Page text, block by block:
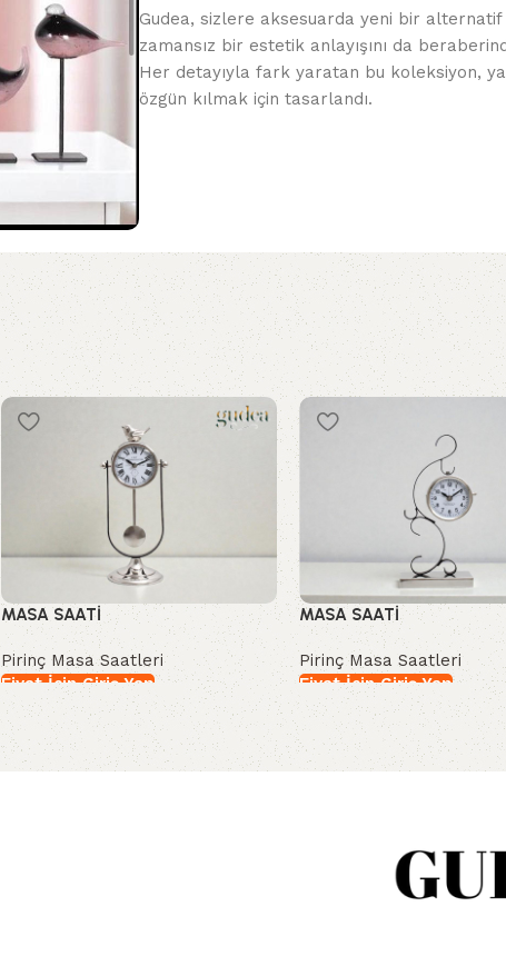
Gudea, sizlere aksesuarda yeni bir
zamansız bir estetik anlayışını da
Her detayıyla fark yaratan bu koleksiyon,
özgün kılmak için tasarlandı.
MASA SAATİ
Pirinç Masa Saatleri
Fiyat İçin Giriş Yap
İncele
MASA SAATİ
Pirinç Masa Saatleri
Fiyat İçin Giriş Yap
İncele